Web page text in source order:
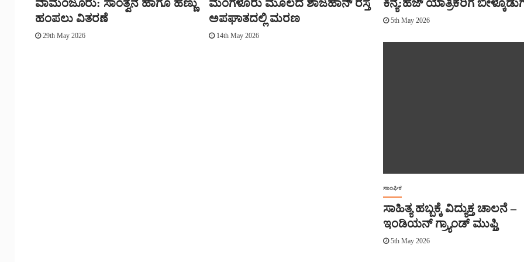
ವಾಮಂಜೂರು: ಸಾಂತ್ವನ ಹಾಗೂ ಹಣ್ಣು
ಹಂಪಲು ವಿತರಣೆ
29th May 2026
ಮಂಗಳೂರು ಮೂಲದ ಶಾಜಹಾನ್ ರಸ್ತೆ
ಅಪಘಾತದಲ್ಲಿ ಮರಣ
14th May 2026
ಕಿನ್ಯ:ಹಜ್ ಯಾತ್ರಿಕರಿಗೆ
5th May 2026
ಸಾಂಘಿಕ
ಸಾಹಿತ್ಯ ಹಬ್ಬಕ್ಕೆ ವಿದ್ಯುಕ್ತ ಚಾಲನೆ –
ಇಂಡಿಯನ್ ಗ್ರ್ಯಾಂಡ್ ಮುಫ್ತಿ
5th May 2026